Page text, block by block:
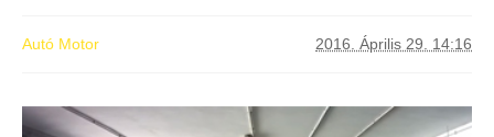
Autó Motor 2016. Április 29. 14:16